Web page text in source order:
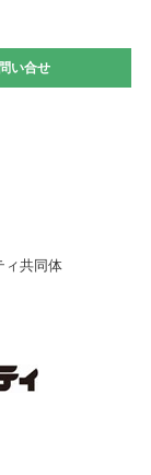
催されました
い合せ
い合せ
ィ共同体